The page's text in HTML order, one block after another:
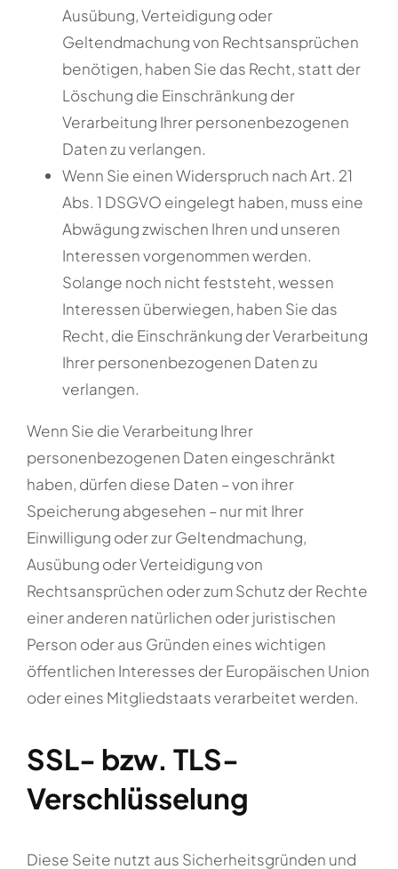
Ausübung, Verteidigung oder
Geltendmachung von Rechtsansprüchen
benötigen, haben Sie das Recht, statt der
Löschung die Einschränkung der
Verarbeitung Ihrer personenbezogenen
Daten zu verlangen.
Wenn Sie einen Widerspruch nach Art. 21
Abs. 1 DSGVO eingelegt haben, muss eine
Abwägung zwischen Ihren und unseren
Interessen vorgenommen werden.
Solange noch nicht feststeht, wessen
Interessen überwiegen, haben Sie das
Recht, die Einschränkung der Verarbeitung
Ihrer personenbezogenen Daten zu
verlangen.
Wenn Sie die Verarbeitung Ihrer
personenbezogenen Daten eingeschränkt
haben, dürfen diese Daten – von ihrer
Speicherung abgesehen – nur mit Ihrer
Einwilligung oder zur Geltendmachung,
Ausübung oder Verteidigung von
Rechtsansprüchen oder zum Schutz der Rechte
einer anderen natürlichen oder juristischen
Person oder aus Gründen eines wichtigen
öffentlichen Interesses der Europäischen Union
oder eines Mitgliedstaats verarbeitet werden.
SSL- bzw. TLS-
Verschlüsselung
Diese Seite nutzt aus Sicherheitsgründen und